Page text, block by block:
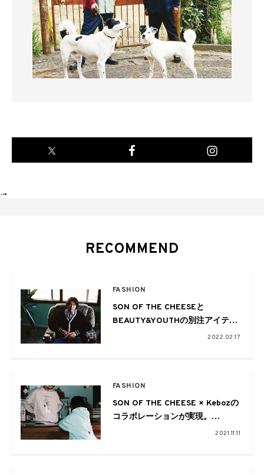
-->
RECOMMEND
FASHION
SON OF THE CHEESEと
BEAUTY&YOUTHの別注アイテム
2022.02.17
FASHION
SON OF THE CHEESE × Kebozの
コラボレーションが実現。
居酒屋 旭一でヤキトリバイミーの
2021.11.11